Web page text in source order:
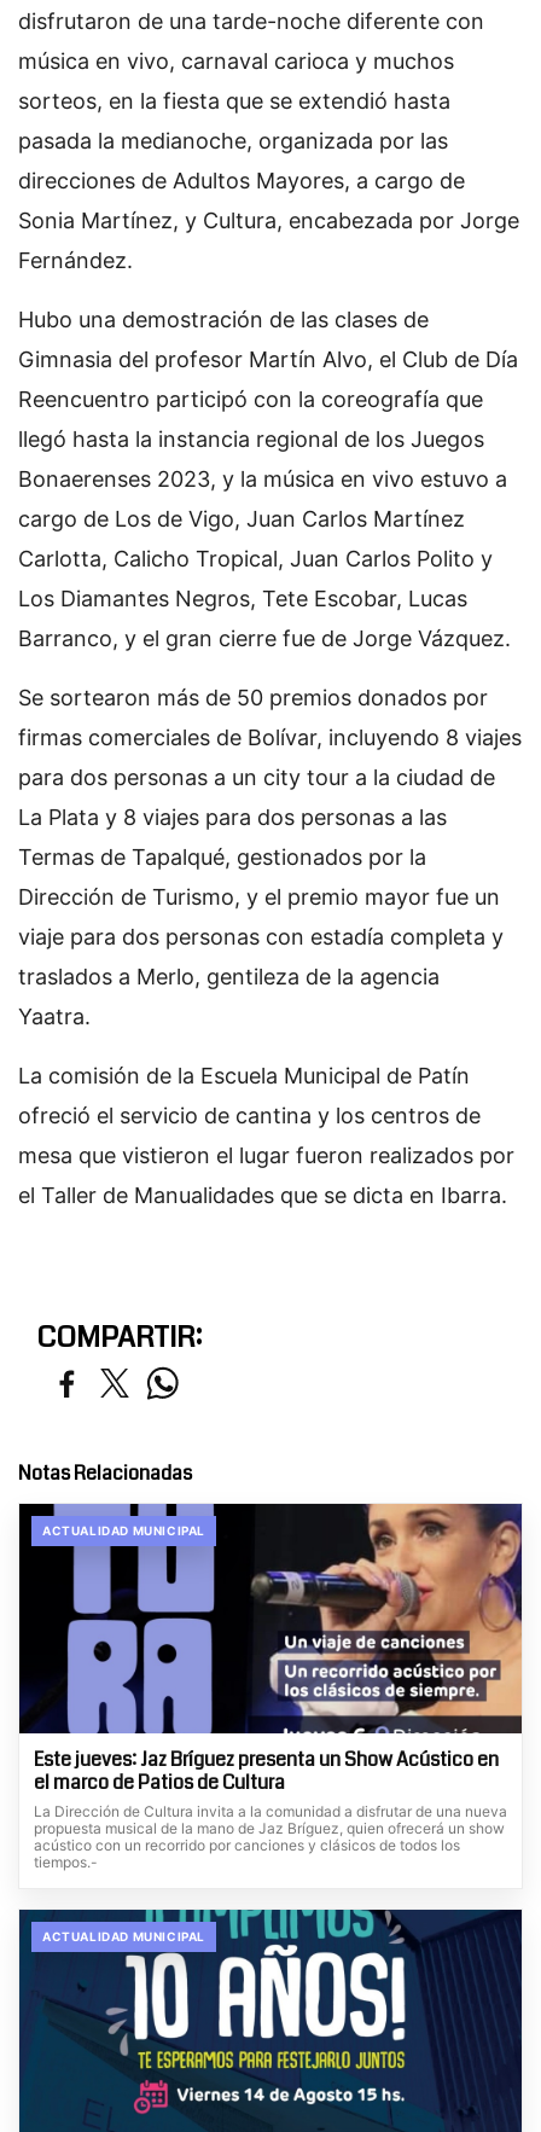
disfrutaron de una tarde-noche diferente con
música en vivo, carnaval carioca y muchos
sorteos, en la fiesta que se extendió hasta
pasada la medianoche, organizada por las
direcciones de Adultos Mayores, a cargo de
Sonia Martínez, y Cultura, encabezada por Jorge
Fernández.
Hubo una demostración de las clases de
Gimnasia del profesor Martín Alvo, el Club de Día
Reencuentro participó con la coreografía que
llegó hasta la instancia regional de los Juegos
Bonaerenses 2023, y la música en vivo estuvo a
cargo de Los de Vigo, Juan Carlos Martínez
Carlotta, Calicho Tropical, Juan Carlos Polito y
Los Diamantes Negros, Tete Escobar, Lucas
Barranco, y el gran cierre fue de Jorge Vázquez.
Se sortearon más de 50 premios donados por
firmas comerciales de Bolívar, incluyendo 8 viajes
para dos personas a un city tour a la ciudad de
La Plata y 8 viajes para dos personas a las
Termas de Tapalqué, gestionados por la
Dirección de Turismo, y el premio mayor fue un
viaje para dos personas con estadía completa y
traslados a Merlo, gentileza de la agencia
Yaatra.
La comisión de la Escuela Municipal de Patín
ofreció el servicio de cantina y los centros de
mesa que vistieron el lugar fueron realizados por
el Taller de Manualidades que se dicta en Ibarra.
COMPARTIR:
Notas Relacionadas
ACTUALIDAD MUNICIPAL
Este jueves: Jaz Bríguez presenta un Show Acústico en
el marco de Patios de Cultura
La Dirección de Cultura invita a la comunidad a disfrutar de una nueva
propuesta musical de la mano de Jaz Bríguez, quien ofrecerá un show
acústico con un recorrido por canciones y clásicos de todos los
tiempos.-
ACTUALIDAD MUNICIPAL